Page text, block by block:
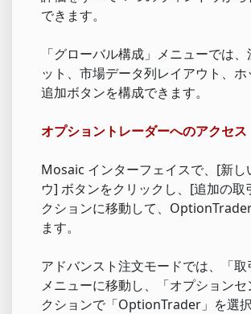
できます。
「グローバル構成」メニューでは
ット、市場データ列レイアウト、ホ
追加ボタンを構成できます。
オプショントレーダーへのアクセス
Mosaic インターフェイスで、[新し
ウ] ボタンをクリックし、[追加の取
クションに移動して、
ます。
アドバンスト注文モードでは、「取
メニューに移動し、「オプション
クションで「OptionTrader」を選択